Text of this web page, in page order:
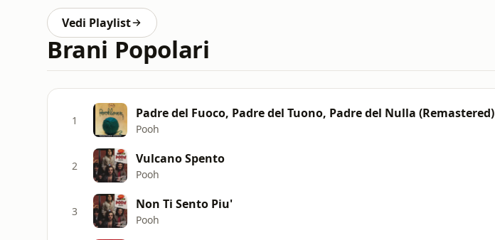
Vedi Playlist
Brani Popolari
1 Padre del Fuoco, Padre del Tuono, Padre del Nulla (Remastered)
Pooh
2 Vulcano Spento
Pooh
3 Non Ti Sento Piu'
Pooh